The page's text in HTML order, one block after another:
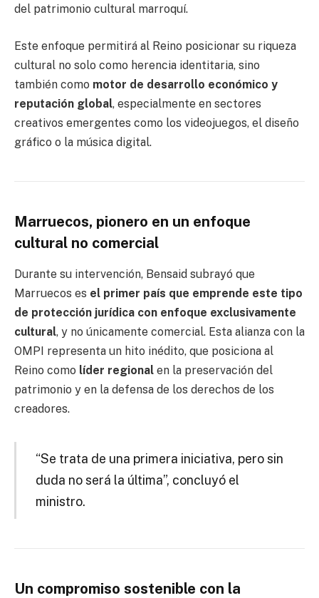
del patrimonio cultural marroquí.
Este enfoque permitirá al Reino posicionar su riqueza
cultural no solo como herencia identitaria, sino
también como motor de desarrollo económico y
reputación global, especialmente en sectores
creativos emergentes como los videojuegos, el diseño
gráfico o la música digital.
Marruecos, pionero en un enfoque
cultural no comercial
Durante su intervención, Bensaid subrayó que
Marruecos es el primer país que emprende este tipo
de protección jurídica con enfoque exclusivamente
cultural, y no únicamente comercial. Esta alianza con la
OMPI representa un hito inédito, que posiciona al
Reino como líder regional en la preservación del
patrimonio y en la defensa de los derechos de los
creadores.
“Se trata de una primera iniciativa, pero sin
duda no será la última”, concluyó el
ministro.
Un compromiso sostenible con la